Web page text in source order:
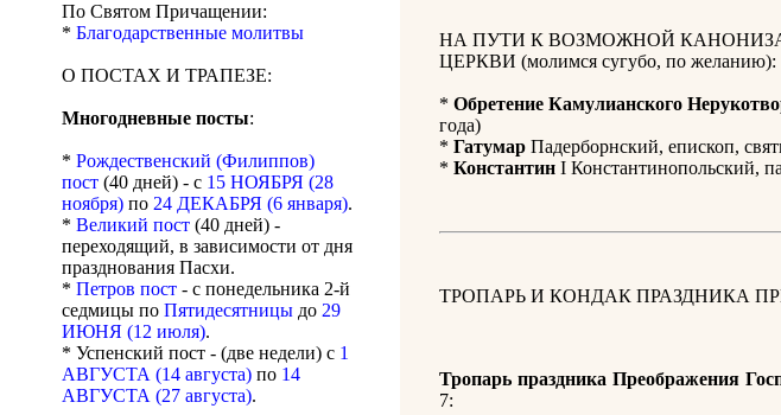
По Святом Причащении:
* Благодарственные молитвы
О ПОСТАХ И ТРАПЕЗЕ:
Многодневные посты:
* Рождественский (Филиппов)
пост (40 дней) - с 15 НОЯБРЯ (28
ноября) по 24 ДЕКАБРЯ (6 января).
* Великий пост (40 дней) -
переходящий, в зависимости от дня
празднования Пасхи.
* Петров пост - с понедельника 2-й
седмицы по Пятидесятницы до 29
ИЮНЯ (12 июля).
* Успенский пост - (две недели) с 1
АВГУСТА (14 августа) по 14
АВГУСТА (27 августа).
НА ПУТИ К ВОЗМОЖНОЙ
ЦЕРКВИ (молимся сугубо, по желанию):
* Обретение Камулианского
года)
* Гатумар Падерборнский, епископ,
* Константин I Константинопольский,
ТРОПАРЬ И КОНДАК ПРАЗДНИКА
Тропарь праздника Преображения
7: